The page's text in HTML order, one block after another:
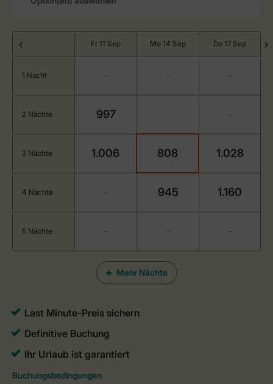
Mehr Nächte
Fr 11 Sep Mo 14 Sep Do 17 Sep
1 Nacht - - -
2 Nächte 997 - -
3 Nächte 1.006 808 1.028
4 Nächte - 945 1.160
5 Nächte - - -